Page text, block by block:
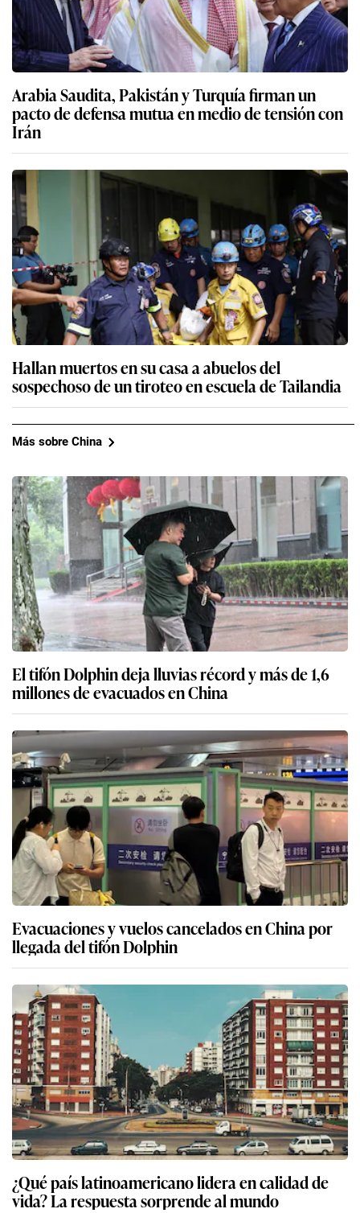
Arabia Saudita, Pakistán y Turquía firman un
pacto de defensa mutua en medio de tensión con
Irán
Hallan muertos en su casa a abuelos del
sospechoso de un tiroteo en escuela de Tailandia
Más sobre China
El tifón Dolphin deja lluvias récord y más de 1,6
millones de evacuados en China
Evacuaciones y vuelos cancelados en China por
llegada del tifón Dolphin
¿Qué país latinoamericano lidera en calidad de
vida? La respuesta sorprende al mundo